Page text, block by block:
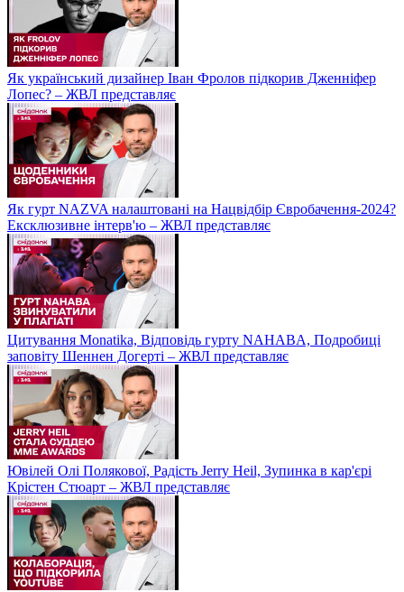
Як український дизайнер Іван Фролов підкорив Дженніфер
Лопес? – ЖВЛ представляє
Як гурт NAZVA налаштовані на Нацвідбір Євробачення-2024?
Ексклюзивне інтерв'ю – ЖВЛ представляє
Цитування Monatikа, Відповідь гурту NAHABA, Подробиці
заповіту Шеннен Догерті – ЖВЛ представляє
Ювілей Олі Полякової, Радість Jerry Heil, Зупинка в кар'єрі
Крістен Стюарт – ЖВЛ представляє